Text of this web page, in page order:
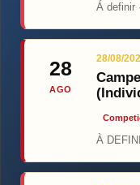
Á definir
28
AGO
28/08/
À